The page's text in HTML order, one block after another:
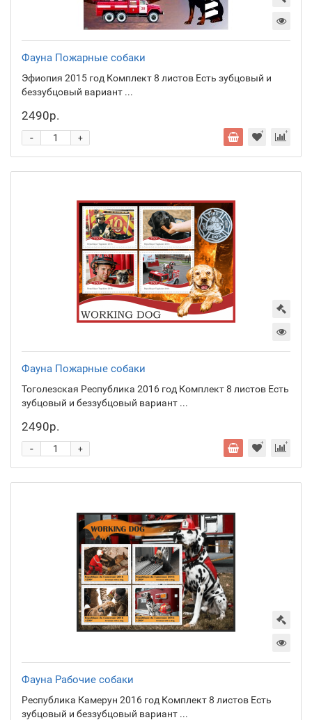
Фауна Пожарные собаки
Эфиопия 2015 год Комплект 8 листов Есть зубцовый и
беззубцовый вариант ...
2490р.
+
-
Фауна Пожарные собаки
Тоголезская Республика 2016 год Комплект 8 листов Есть
зубцовый и беззубцовый вариант ...
2490р.
+
-
Фауна Рабочие собаки
Республика Камерун 2016 год Комплект 8 листов Есть
зубцовый и беззубцовый вариант ...